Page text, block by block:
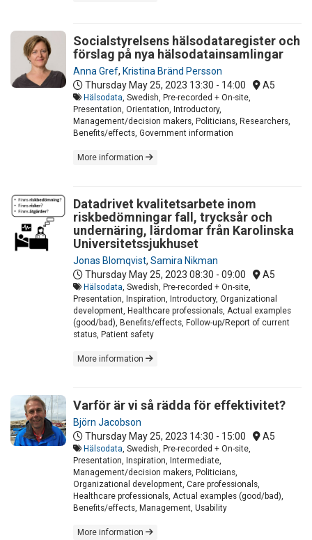
Socialstyrelsens hälsodataregister och
förslag på nya hälsodatainsamlingar
Anna Gref, Kristina Bränd Persson
Thursday May 25, 2023 13:30 - 14:00 A5
Hälsodata , Swedish, Pre-recorded + On-site,
Presentation, Orientation, Introductory,
Management/decision makers, Politicians, Researchers,
Benefits/effects, Government information
More information
Datadrivet kvalitetsarbete inom
riskbedömningar fall, trycksår och
undernäring, lärdomar från Karolinska
Universitetssjukhuset
Jonas Blomqvist, Samira Nikman
Thursday May 25, 2023 08:30 - 09:00 A5
Hälsodata , Swedish, Pre-recorded + On-site,
Presentation, Inspiration, Introductory, Organizational
development, Healthcare professionals, Actual examples
(good/bad), Benefits/effects, Follow-up/Report of current
status, Patient safety
More information
Varför är vi så rädda för effektivitet?
Björn Jacobson
Thursday May 25, 2023 14:30 - 15:00 A5
Hälsodata , Swedish, Pre-recorded + On-site,
Presentation, Inspiration, Intermediate,
Management/decision makers, Politicians,
Organizational development, Care professionals,
Healthcare professionals, Actual examples (good/bad),
Benefits/effects, Management, Usability
More information